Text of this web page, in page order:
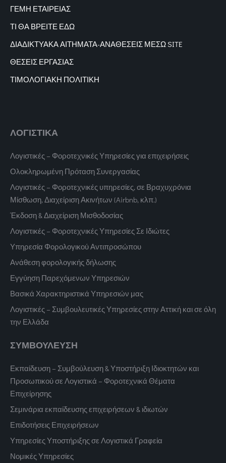
ΓΕΜΗ ΕΤΑΙΡΕΙΑΣ
ΤΙ ΘΑ ΒΡΕΙΤΕ ΕΔΩ
ΔΙΑΔΙΚΤΥΑΚΑΑΙΤΗΜΑΤΑ-ΑΝΑΘΕΣΕΙΣ ΜΕΣΩ SITE
ΘΕΣΕΙΣ ΕΡΓΑΣΙΑΣ
ΤΙΜΟΛΟΓΙΑΚΗ ΠΟΛΙΤΙΚΗ
ΛΟΓΙΣΤΙΚΑ
Λογιστικές – Φοροτεχνικές Υπηρεσίες για επιχειρήσεις
Ολοκληρωμένη Πρόταση Συνεργασίας
Λογιστικές – Φοροτεχνικές υπηρεσίες, σε Βραχυχρόνια
Μίσθωση, Διαχείριση Ακινήτων (Airbnb, κλπ.)
Έκδοση & Διαχείριση Μισθοδοσίας
Λογιστικές – Φοροτεχνικές Υπηρεσίες Σε Ιδιώτες
Υπηρεσία Φορολογικού Αντιπροσώπου
Ανάθεση φορολογικής δήλωσης
Εγγύηση Παρεχόμενων Υπηρεσιών
Βασικά Χαρακτηριστικά Υπηρεσιών μας
Λογιστικές – Συμβουλευτικές Υπηρεσίες στην Αττική και σε όλη
την Ελλάδα
ΣΥΜΒΟΥΛΕΥΣΗ
Εκπαίδευση – Συμβούλευση & Υποστήριξη Ιδιοκτητών και
Προσωπικού σε Λογιστικά – Φοροτεχνικά Θέματα
Επιχείρησης
Σεμινάρια εκπαίδευσης επιχειρήσεων & ιδιωτών
Επιδοτήσεις Επιχειρήσεων
Υπηρεσίες Υποστήριξης σε Λογιστικά Γραφεία
Νομικές Υπηρεσίες